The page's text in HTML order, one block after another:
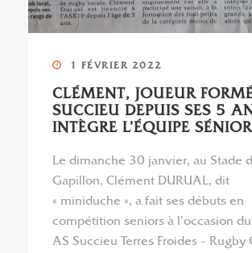
1 FÉVRIER 2022
CLÉMENT, JOUEUR
SUCCIEU DEPUIS SES 5
INTÈGRE L’ÉQUIPE
Le dimanche 30 janvier, au Stade
Gapillon, Clément DURUAL, dit
« miniduche », a fait ses débuts en
compétition seniors à l’occasion
AS Succieu Terres Froides – Rugby